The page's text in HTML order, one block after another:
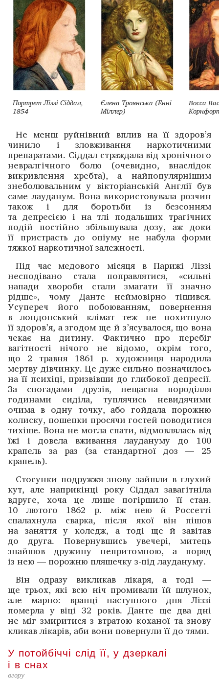
Портрет Ліззі Сіддал,
1854
Єлена Троянська (Енні
Міллер)
Bocca
Не менш руйнівний вплив на її здоров’я
чинило і зло­вживання наркотичними
препаратами. Сіддал страж­дала від хронічного
невралгічного болю (очевидно, вна­слідок
викривлення хребта), а найпопулярнішим
знеболювальним у вікторіанській Англії був
саме лауданум. Вона використовувала розчин
також і для боротьби із безсонням
та депресією і на тлі подальших трагічних
подій ­постійно збільшувала дозу, аж доки
її пристрасть до опіуму не набула форми
тяжкої наркотичної залежності.
Під час медового місяця в Парижі Ліззі
несподівано стала поправлятися, «сильні
напади хвороби стали змагати її значно
рідше», чому Данте неймовірно тішився.
Усупереч його побоюванням, повернення
в лондонський клімат теж не похитнуло
її здоров’я, а згодом ще й з’ясувалося, що вона
чекає на дитину. Фактично про перебіг
вагітності нічого не відомо, окрім того,
що 2 травня 1861 р. художниця народила
мертву дівчинку. Це дуже сильно позначилось
на її психіці, призвівши до глибокої депресії.
За спогадами друзів, нещасна породілля
годинами сиділа, туплячись невидячими
очима в одну точку, або гойдала порожню
колиску, пошепки просячи гостей поводитися
тихіше. Вона не могла спати, відмовлялась від
їжі і довела вживання лаудануму до 100
крапель за раз (за стандартної доз — 25
крапель).
Стосунки подружжя знову зайшли в глухий
кут, але наприкінці року Сіддал завагітніла
вдруге, хоча це лише погіршило її стан.
10 лютого 1862 р. між нею й Россетті
спалахнула сварка, після якої він пішов
на заняття у коледж, а тоді ще й завітав
до друга. Повернувшись ­увечері, митець
знайшов дружину непритомною, а поряд
із нею — порожню пляшечку з-під лаудануму.
Він одразу викликав лікаря, а тоді —
ще трьох, які всю ніч промивали їй шлунок,
але марно: вранці наступного дня Ліззі
померла у віці 32 років. Данте ще два дні
не міг змиритися з втратою коханої та знову
кликав лікарів, аби вони повернули її до тями.
У потойбіччі слід її, у дзеркалі
і в снах
вгору